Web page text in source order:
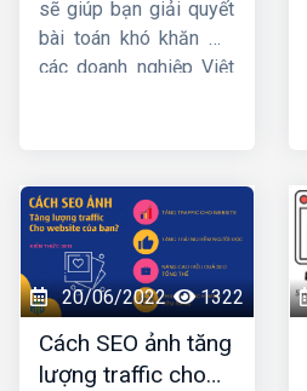
sẽ giúp bạn giải quyết
bài toán khó khăn mà
các doanh nghiệp Việt
dưới đây củaHIGnhé !
20/06/2022 1322
Cách SEO ảnh tăng
lượng traffic cho